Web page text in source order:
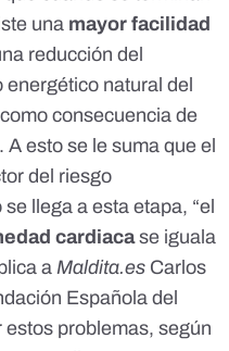
una mayor facilidad
reducción del
natural del
consecuencia de
A esto se le suma que el
del riesgo
llega a esta etapa, “el
cardiacase iguala
a Maldita.es Carlos
Española del
problemas, según